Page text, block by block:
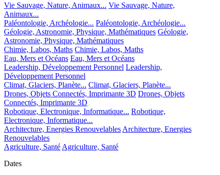
Vie Sauvage, Nature, Animaux... Vie Sauvage, Nature,
Animaux...
Paléontologie, Archéologie... Paléontologie, Archéologie...
Géologie, Astronomie, Physique, Mathématiques Géologie,
Astronomie, Physique, Mathématiques
Chimie, Labos, Maths Chimie, Labos, Maths
Eau, Mers et Océans Eau, Mers et Océans
Leadership, Développement Personnel Leadership,
Développement Personnel
Climat, Glaciers, Planète... Climat, Glaciers, Planète...
Drones, Objets Connectés, Imprimante 3D Drones, Objets
Connectés, Imprimante 3D
Robotique, Electronique, Informatique... Robotique,
Electronique, Informatique...
Architecture, Energies Renouvelables Architecture, Energies
Renouvelables
Agriculture, Santé Agriculture, Santé
Dates